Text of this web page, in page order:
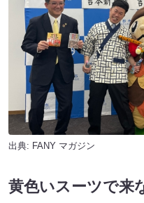
出典: FANY マガジン
黄色いスーツで来